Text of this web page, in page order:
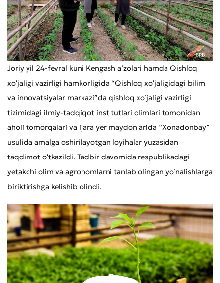
Yomon Aʼlo
Yuborish
* Barcha maydonlar to'ldirilishi shart
Yuborish
Joriy yil 24-fevral kuni Kengash aʼzolari hamda Qishloq
xoʻjaligi vazirligi hamkorligida “Qishloq xoʻjaligidagi bilim
va innovatsiyalar markazi”da qishloq xoʻjaligi vazirligi
tizimidagi ilmiy-tadqiqot institutlari olimlari tomonidan
aholi tomorqalari va ijara yer maydonlarida “Xonadonbay”
usulida amalga oshirilayotgan loyihalar yuzasidan
taqdimot oʻtkazildi. Tadbir davomida respublikadagi
yetakchi olim va agronomlarni tanlab olingan yoʻnalishlarga
biriktirishga kelishib olindi.